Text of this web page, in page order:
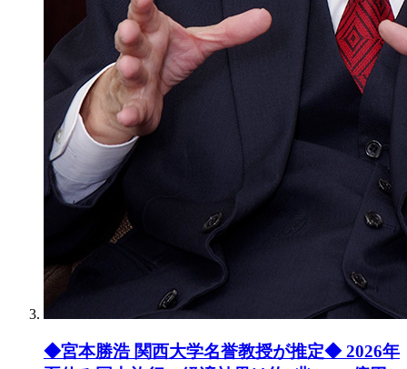
◆宮本勝浩 関西大学名誉教授が推定◆ 2026年